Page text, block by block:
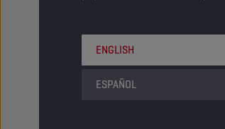
ENGLISH
ESPAÑOL